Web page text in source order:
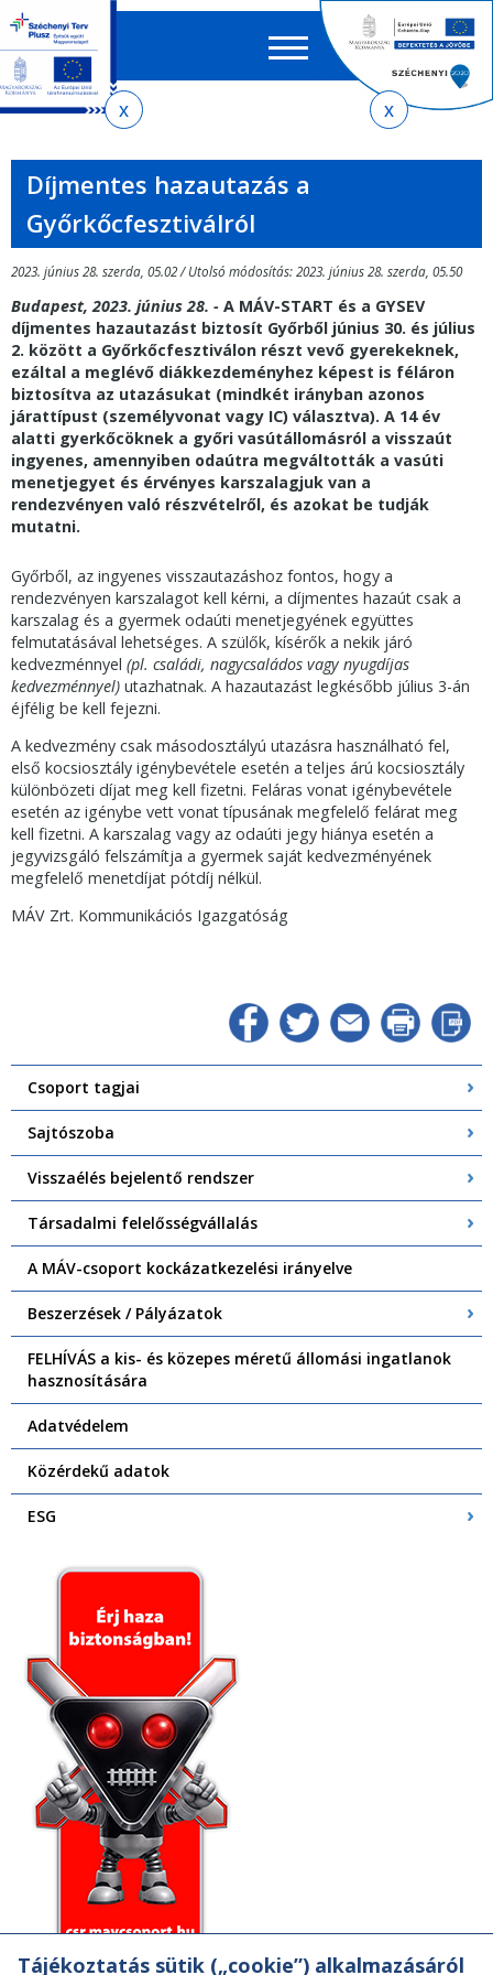
almenühöz
tartalomra
oldaltérképre
EN HU
űrlap
Díjmentes hazautazás a
Győrkőcfesztiválról
2023. június 28. szerda, 05.02 / Utolsó módosítás: 2023. június 28. szerda, 05.50
Budapest, 2023. június 28. - A MÁV-START és a GYSEV
díjmentes hazautazást biztosít Győrből június 30. és július
2. között a Győrkőcfesztiválon részt vevő gyerekeknek,
ezáltal a meglévő diákkezdeményhez képest is féláron
biztosítva az utazásukat (mindkét irányban azonos
járattípust (személyvonat vagy IC) választva). A 14 év
alatti gyerkőcöknek a győri vasútállomásról a visszaút
ingyenes, amennyiben odaútra megváltották a vasúti
menetjegyet és érvényes karszalagjuk van a
rendezvényen való részvételről, és azokat be tudják
mutatni.
Győrből, az ingyenes visszautazáshoz fontos, hogy a
rendezvényen karszalagot kell kérni, a díjmentes hazaút csak a
karszalag és a gyermek odaúti menetjegyének együttes
felmutatásával lehetséges. A szülők, kísérők a nekik járó
kedvezménnyel (pl. családi, nagycsaládos vagy nyugdíjas
kedvezménnyel) utazhatnak. A hazautazást legkésőbb július 3-án
éjfélig be kell fejezni.
A kedvezmény csak másodosztályú utazásra használható fel,
első kocsiosztály igénybevétele esetén a teljes árú kocsiosztály
különbözeti díjat meg kell fizetni. Feláras vonat igénybevétele
esetén az igénybe vett vonat típusának megfelelő felárat meg
kell fizetni. A karszalag vagy az odaúti jegy hiánya esetén a
jegyvizsgáló felszámítja a gyermek saját kedvezményének
megfelelő menetdíjat pótdíj nélkül.
MÁV Zrt. Kommunikációs Igazgatóság
Csoport tagjai
Sajtószoba
Visszaélés bejelentő rendszer
Társadalmi felelősségvállalás
A MÁV-csoport kockázatkezelési irányelve
Beszerzések / Pályázatok
FELHÍVÁS a kis- és közepes méretű állomási ingatlanok
hasznosítására
Adatvédelem
Közérdekű adatok
ESG
Tájékoztatás sütik („cookie”) alkalmazásáról